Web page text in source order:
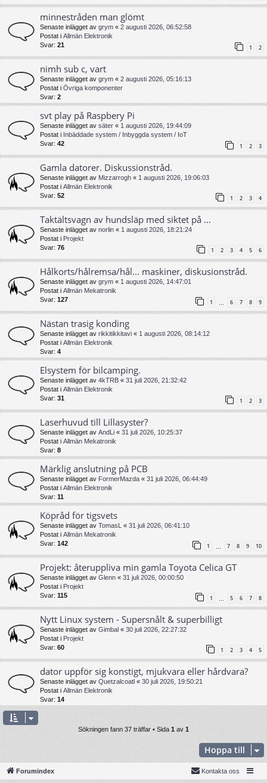
minnestråden man glömt
Senaste inlägget av grym « 2 augusti 2026, 06:52:58
Postat i Allmän Elektronik
Svar: 21 1 2
nimh sub c, vart
Senaste inlägget av grym « 2 augusti 2026, 05:16:13
Postat i Övriga komponenter
Svar: 2
svt play på Raspbery Pi
Senaste inlägget av säter « 1 augusti 2026, 19:44:09
Postat i Inbäddade system / Inbyggda system / IoT
Svar: 42 1 2 3
Gamla datorer. Diskussionstråd.
Senaste inlägget av Mizzarrogh « 1 augusti 2026, 19:06:03
Postat i Allmän Elektronik
Svar: 52 1 2 3 4
Taktältsvagn av hundsläp med siktet på ...
Senaste inlägget av norlin « 1 augusti 2026, 18:21:24
Postat i Projekt
Svar: 76 1 2 3 4 5 6
Hålkorts/hålremsa/hål... maskiner, diskusionstråd.
Senaste inlägget av grym « 1 augusti 2026, 14:47:01
Postat i Allmän Mekatronik
Svar: 127 1 … 6 7 8 9
Nästan trasig konding
Senaste inlägget av rikkitikkitavi « 1 augusti 2026, 08:14:12
Postat i Allmän Elektronik
Svar: 4
Elsystem för bilcamping.
Senaste inlägget av 4kTRB « 31 juli 2026, 21:32:42
Postat i Allmän Elektronik
Svar: 31 1 2 3
Laserhuvud till Lillasyster?
Senaste inlägget av AndLi « 31 juli 2026, 10:25:37
Postat i Allmän Mekatronik
Svar: 8
Märklig anslutning på PCB
Senaste inlägget av FormerMazda « 31 juli 2026, 06:44:49
Postat i Allmän Elektronik
Svar: 11
Köpråd för tigsvets
Senaste inlägget av TomasL « 31 juli 2026, 06:41:10
Postat i Allmän Mekatronik
Svar: 142 1 … 7 8 9 10
Projekt: återuppliva min gamla Toyota Celica GT
Senaste inlägget av Glenn « 31 juli 2026, 00:00:50
Postat i Projekt
Svar: 115 1 … 5 6 7 8
Nytt Linux system - Supersnålt & superbilligt
Senaste inlägget av Gimbal « 30 juli 2026, 22:27:32
Postat i Projekt
Svar: 60 1 2 3 4 5
dator uppför sig konstigt, mjukvara eller hårdvara?
Senaste inlägget av Quetzalcoatl « 30 juli 2026, 19:50:21
Postat i Allmän Elektronik
Svar: 14
Sökningen fann 37 träffar • Sida 1 av 1
Hoppa till
Forumindex Kontakta oss